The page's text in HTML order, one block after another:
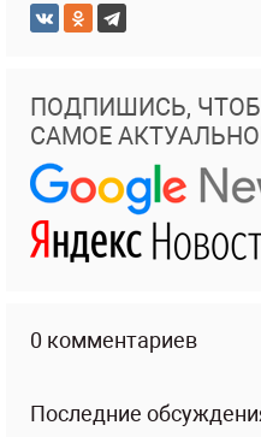
ПОДПИШИСЬ,
САМОЕ
0 комментариев
Последние